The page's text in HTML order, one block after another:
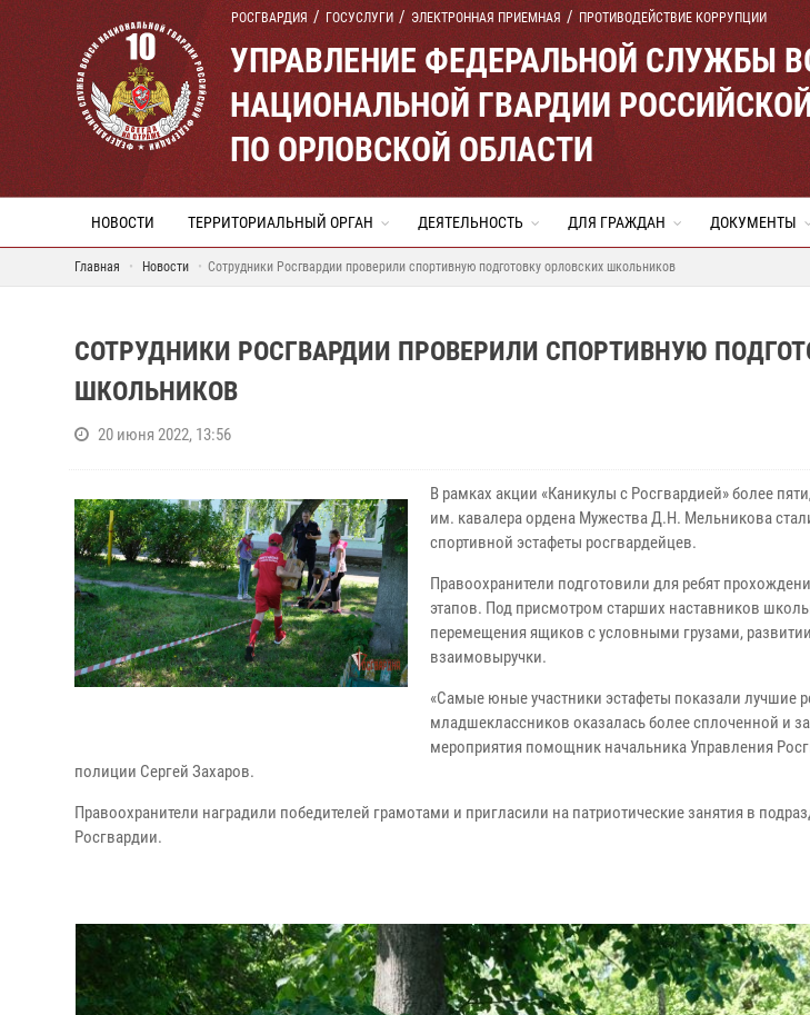
РОСГВАРДИЯ ГОСУСЛУГИ ЭЛЕКТРОННАЯ ПРИЕМНАЯ ПРОТИВОДЕЙСТВИЕ КОРРУПЦИИ
УПРАВЛЕНИЕ ФЕДЕРАЛЬНОЙ СЛУЖБЫ
НАЦИОНАЛЬНОЙ ГВАРДИИ
ПО ОРЛОВСКОЙ ОБЛАСТИ
НОВОСТИ ТЕРРИТОРИАЛЬНЫЙ ОРГАН ДЕЯТЕЛЬНОСТЬ ДЛЯ ГРАЖДАН ДОКУМЕНТЫ
Главная Новости Сотрудники Росгвардии проверили спортивную подготовку орловских школьников
СОТРУДНИКИ РОСГВАРДИИ ПРОВЕРИЛИ СПОРТИВНУЮ
ШКОЛЬНИКОВ
20 июня 2022, 13:56
В рамках акции «Каникулы с Росгвардией» более
им. кавалера ордена Мужества Д.Н. Мельникова
спортивной эстафеты росгвардейцев.
Правоохранители подготовили для ребят
этапов. Под присмотром старших наставников
перемещения ящиков с условными грузами,
взаимовыручки.
«Самые юные участники эстафеты показали лучшие
младшеклассников оказалась более сплоченной и
мероприятия помощник начальника Управления
полиции Сергей Захаров.
Правоохранители наградили победителей грамотами и пригласили на патриотические занятия в
Росгвардии.